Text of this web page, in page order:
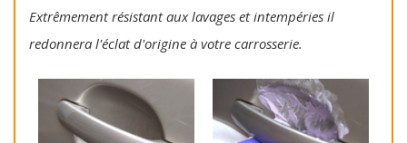
Extrêmement résistant aux lavages et intempéries il
redonnera l'éclat d'origine à votre carrosserie.